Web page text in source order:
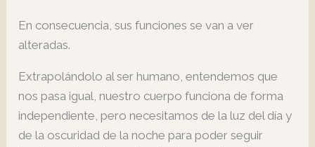
En consecuencia, sus funciones se van a ver
alteradas.
Extrapolándolo al ser humano, entendemos que
nos pasa igual, nuestro cuerpo funciona de forma
independiente, pero necesitamos de la luz del día y
de la oscuridad de la noche para poder seguir